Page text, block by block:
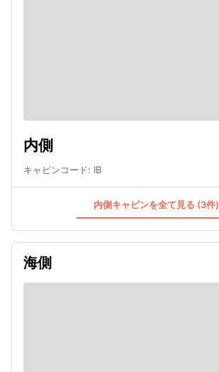
内側
キャビンコード: IB
内側キャビンを全て見る (3件)
海側